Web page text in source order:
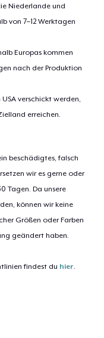
Niederlande und
von 7–12 Werktagen
Europas kommen
nach der Produktion
verschickt werden,
erreichen.
beschädigtes, falsch
wir es gerne oder
Tagen. Da unsere
können wir keine
Größen oder Farben
geändert haben.
findest du hier